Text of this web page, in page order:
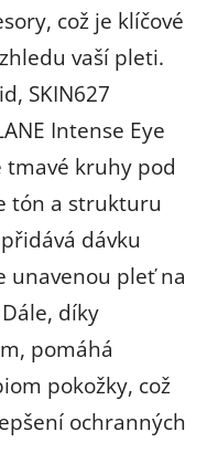
což je klíčové
vaší pleti.
SKIN627
Intense Eye
tmavé kruhy pod
tón a strukturu
dávku
unavenou pleť na
díky
pomáhá
pokožky, což
ochranných